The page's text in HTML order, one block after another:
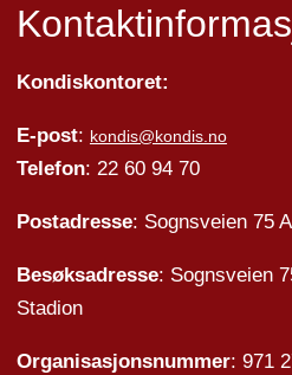
Kondiskontoret:
E-post: kondis@kondis.no
Telefon: 22 60 94 70
Postadresse: Sognsveien 75
Besøksadresse: Sognsveien
Stadion
Organisasjonsnummer: 971